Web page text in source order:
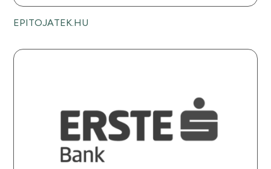
EPITOJATEK.HU